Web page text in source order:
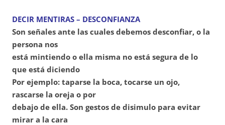
DECIR MENTIRAS – DESCONFIANZA
Son señales ante las cuales debemos desconfiar, o la
persona nos
está mintiendo o ella misma no está segura de lo
que está diciendo
Por ejemplo: taparse la boca, tocarse un ojo,
rascarse la oreja o por
debajo de ella. Son gestos de disimulo para evitar
mirar a la cara